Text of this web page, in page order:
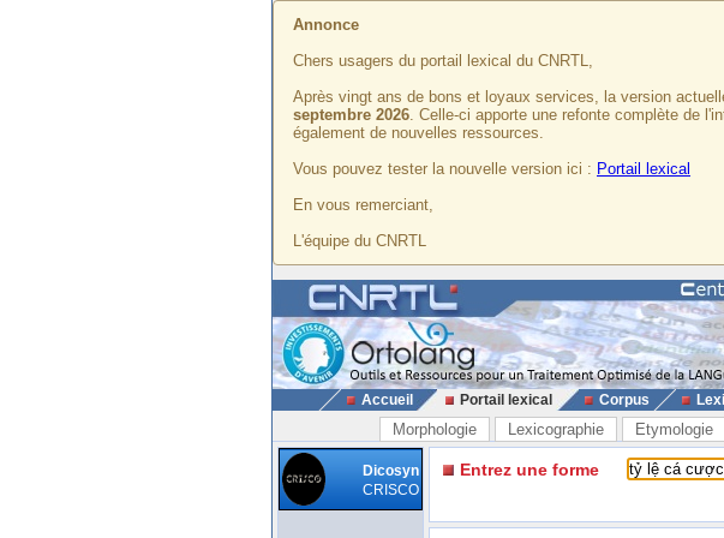
Annonce
Chers usagers du portail lexical du CNRTL,
Après vingt ans de bons et loyaux services, la version
septembre 2026. Celle-ci apporte une refonte complète de
également de nouvelles ressources.
Vous pouvez tester la nouvelle version ici : Portail lexical
En vous remerciant,
L'équipe du CNRTL
Accueil Portail lexical Corpus
Morphologie Lexicographie Etymologie
Dicosyn
CRISCO
Entrez une forme